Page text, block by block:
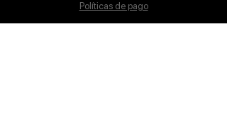
Políticas de pago